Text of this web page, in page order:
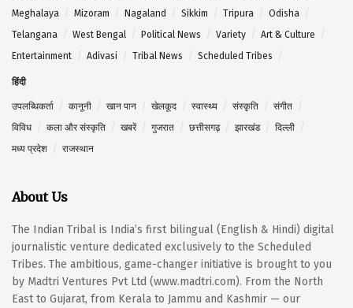
Meghalaya
Mizoram Nagaland Sikkim Tripura
Odisha
Telangana
West Bengal Political News Variety
Art & Culture
Entertainment
Adivasi Tribal News Scheduled Tribes
हिंदी
उपलब्धिकर्ता कानूनी खान पान खेलकूद स्वास्थ्य संस्कृति
संगीत
विविध
कला और संस्कृति खबरें गुजरात छत्तीसगढ़ झारखंड
दिल्ली
मध्य प्रदेश
राजस्थान
About Us
The Indian Tribal is India’s first bilingual (English & Hindi) digital
journalistic venture dedicated exclusively to the Scheduled
Tribes. The ambitious, game-changer initiative is brought to you
by Madtri Ventures Pvt Ltd (www.madtri.com). From the North
East to Gujarat, from Kerala to Jammu and Kashmir — our